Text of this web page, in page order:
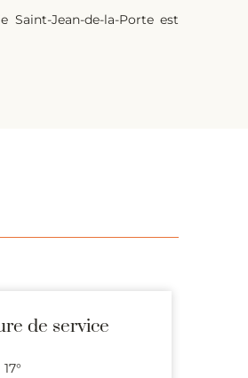
Saint-Jean-de-la-Porte est
de service
17°